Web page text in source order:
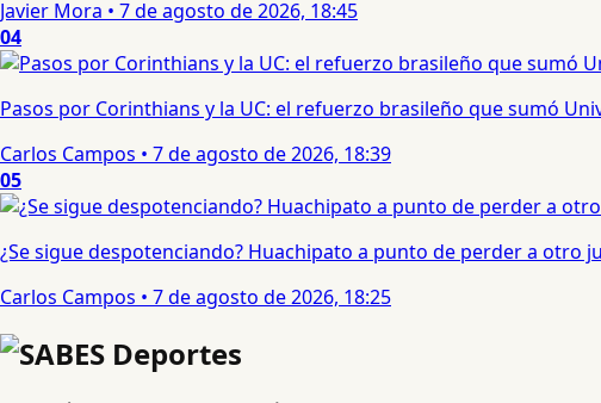
Javier Mora • 7 de agosto de 2026, 18:45
04
Pasos por Corinthians y la UC: el refuerzo brasileño que sumó
Carlos Campos • 7 de agosto de 2026, 18:39
05
¿Se sigue despotenciando? Huachipato a punto de perder a otro
Carlos Campos • 7 de agosto de 2026, 18:25